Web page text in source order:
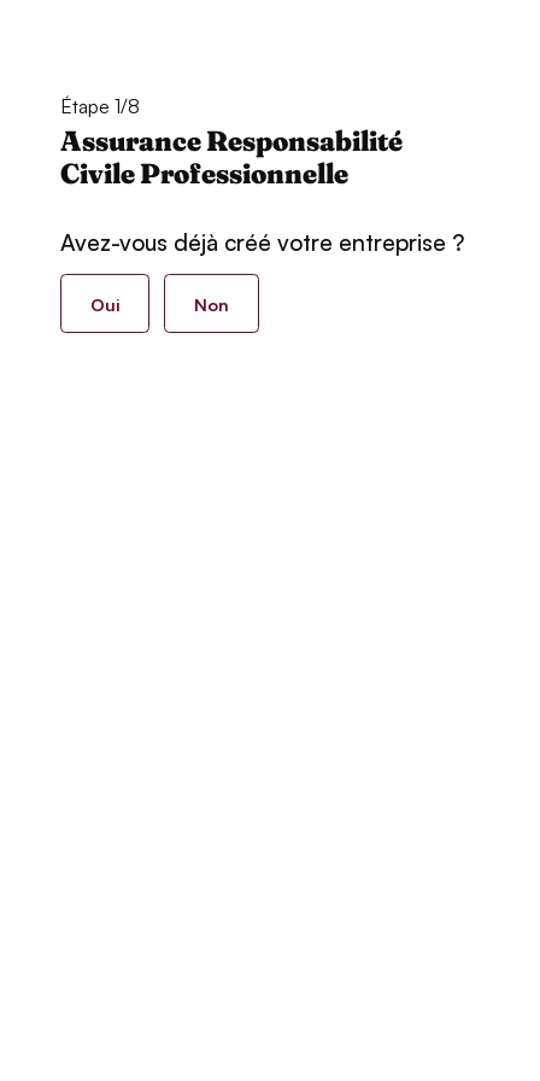
Étape 1/8
Assurance Responsabilité
Civile Professionnelle
Avez-vous déjà créé votre entreprise ?
Oui Non